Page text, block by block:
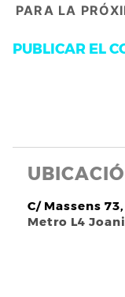
PARA LA
C/ Massens
Metro L4